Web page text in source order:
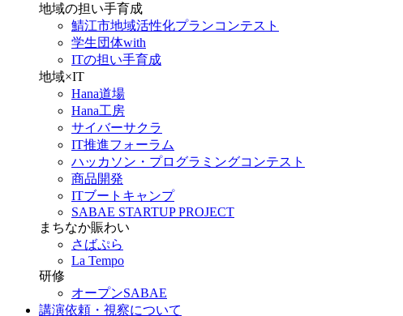
地域の担い手育成
鯖江市地域活性化プランコンテスト
学生団体with
ITの担い手育成
地域×IT
Hana道場
Hana工房
サイバーサクラ
IT推進フォーラム
ハッカソン・プログラミングコンテスト
商品開発
ITブートキャンプ
SABAE STARTUP PROJECT
まちなか賑わい
さばぷら
La Tempo
研修
オープンSABAE
講演依頼・視察について